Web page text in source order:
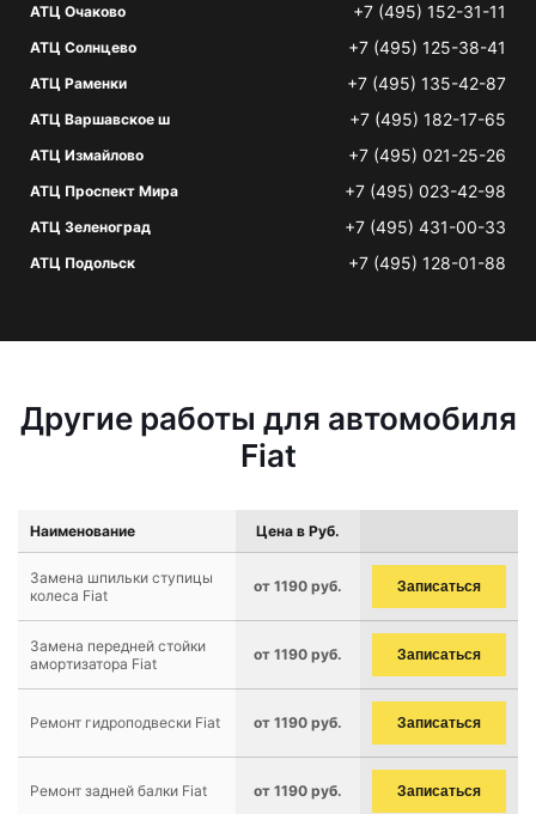
АТЦ Очаково +7 (495) 152-31-11
АТЦ Солнцево +7 (495) 125-38-41
АТЦ Раменки +7 (495) 135-42-87
АТЦ Варшавское ш +7 (495) 182-17-65
АТЦ Измайлово +7 (495) 021-25-26
АТЦ Проспект Мира +7 (495) 023-42-98
АТЦ Зеленоград +7 (495) 431-00-33
АТЦ Подольск +7 (495) 128-01-88
Другие работы для автомобиля
Fiat
Наименование Цена в Руб.
Замена шпильки ступицы
колеса Fiat
от 1190 руб. Записаться
Замена передней стойки
амортизатора Fiat
от 1190 руб. Записаться
Ремонт гидроподвески Fiat от 1190 руб. Записаться
Ремонт задней балки Fiat от 1190 руб. Записаться